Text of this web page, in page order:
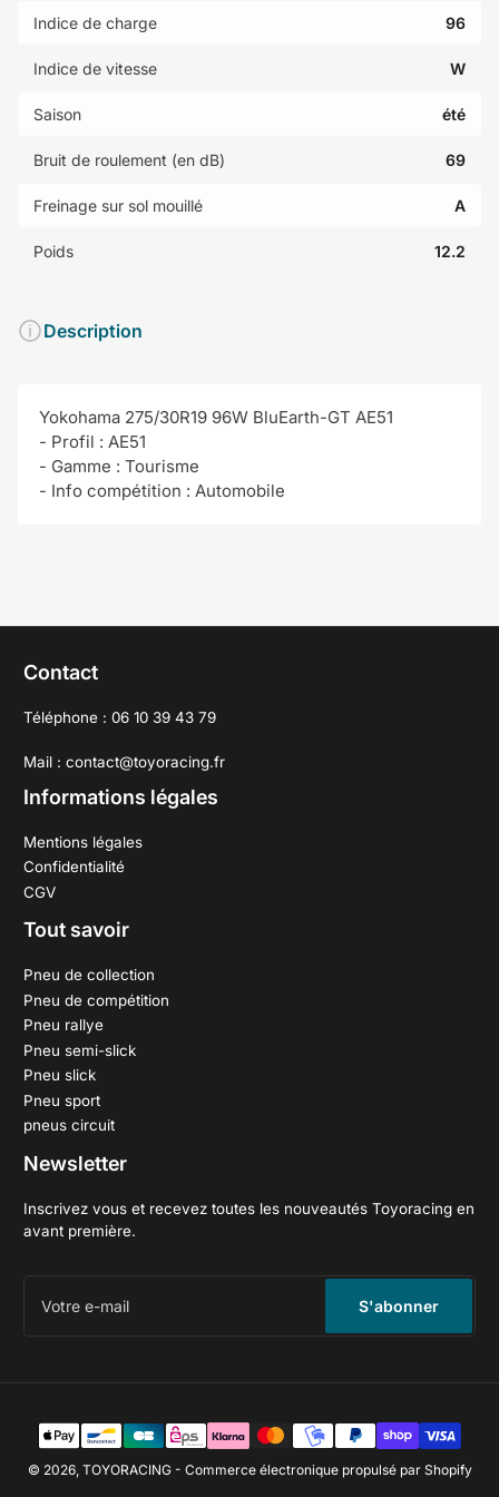
Indice de charge 96
Indice de vitesse W
Saison été
Bruit de roulement (en dB) 69
Freinage sur sol mouillé A
Poids 12.2
Description
Yokohama 275/30R19 96W BluEarth-GT AE51
- Profil : AE51
- Gamme : Tourisme
- Info compétition : Automobile
Contact
Téléphone : 06 10 39 43 79
Mail : contact@toyoracing.fr
Informations légales
Mentions légales
Confidentialité
CGV
Tout savoir
Pneu de collection
Pneu de compétition
Pneu rallye
Pneu semi-slick
Pneu slick
Pneu sport
pneus circuit
Newsletter
Inscrivez vous et recevez toutes les nouveautés Toyoracing en
avant première.
S'abonner
Méthodes
de
paiement
© 2026, TOYORACING- Commerce électronique propulsé par Shopify